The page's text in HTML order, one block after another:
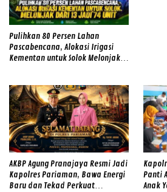
Pulihkan 80 Persen Lahan
Pascabencana, Alokasi Irigasi
Kementan untuk Solok Melonjak
AKBP Agung Pranajaya Resmi Jadi
Kapolres Pariaman, Bawa Energi
Baru dan Tekad Perkuat
Panti
Anak